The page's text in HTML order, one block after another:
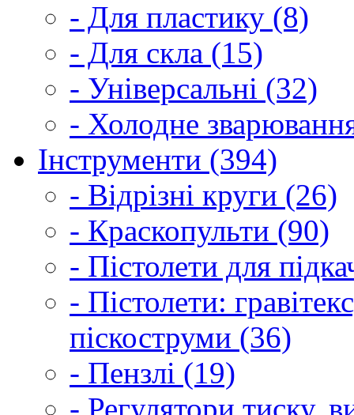
- Для пластику (8)
- Для скла (15)
- Універсальні (32)
- Холодне
Інструменти (394)
- Відрізні круги (26)
- Краскопульти (90)
- Пістолети для
- Пістолети:
піскоструми (36)
- Пензлі (19)
- Регулятори тиску,